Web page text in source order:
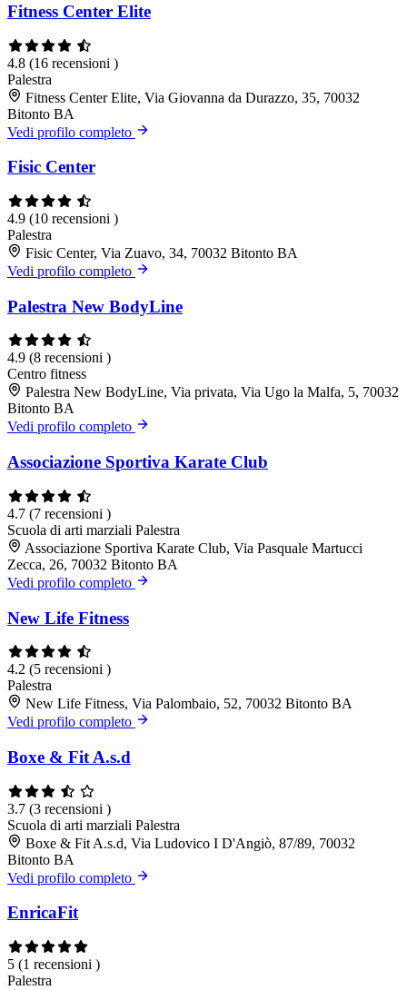
Fitness Center Elite
4.8 (16 recensioni )
Palestra
Fitness Center Elite, Via Giovanna da Durazzo, 35, 70032
Bitonto BA
Vedi profilo completo
Fisic Center
4.9 (10 recensioni )
Palestra
Fisic Center, Via Zuavo, 34, 70032 Bitonto BA
Vedi profilo completo
Palestra New BodyLine
4.9 (8 recensioni )
Centro fitness
Palestra New BodyLine, Via privata, Via Ugo la Malfa, 5, 70032
Bitonto BA
Vedi profilo completo
Associazione Sportiva Karate Club
4.7 (7 recensioni )
Scuola di arti marziali Palestra
Associazione Sportiva Karate Club, Via Pasquale Martucci
Zecca, 26, 70032 Bitonto BA
Vedi profilo completo
New Life Fitness
4.2 (5 recensioni )
Palestra
New Life Fitness, Via Palombaio, 52, 70032 Bitonto BA
Vedi profilo completo
Boxe & Fit A.s.d
3.7 (3 recensioni )
Scuola di arti marziali Palestra
Boxe & Fit A.s.d, Via Ludovico I D'Angiò, 87/89, 70032
Bitonto BA
Vedi profilo completo
EnricaFit
5 (1 recensioni )
Palestra